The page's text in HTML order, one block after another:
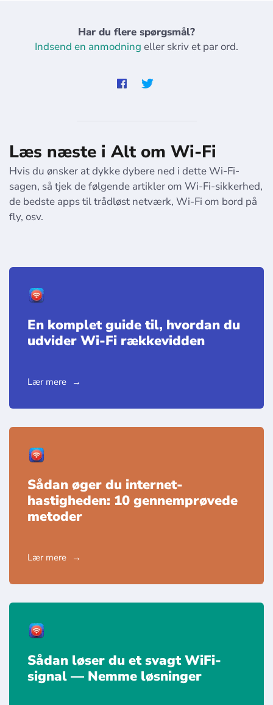
Har du flere spørgsmål?
Indsend en anmodning eller skriv et par ord.
Læs næste i Alt om Wi-Fi
Hvis du ønsker at dykke dybere ned i dette Wi-Fi-
sagen, så tjek de følgende artikler om Wi-Fi-sikkerhed,
de bedste apps til trådløst netværk, Wi-Fi om bord på
fly, osv.
En komplet guide til, hvordan du
udvider Wi-Fi rækkevidden
Lær mere
Sådan øger du internet-
hastigheden: 10 gennemprøvede
metoder
Lær mere
Sådan løser du et svagt WiFi-
signal — Nemme løsninger